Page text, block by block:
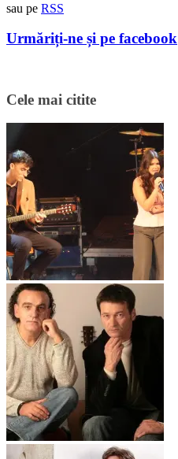
sau pe RSS
Urmăriți-ne și pe facebook
Cele mai citite